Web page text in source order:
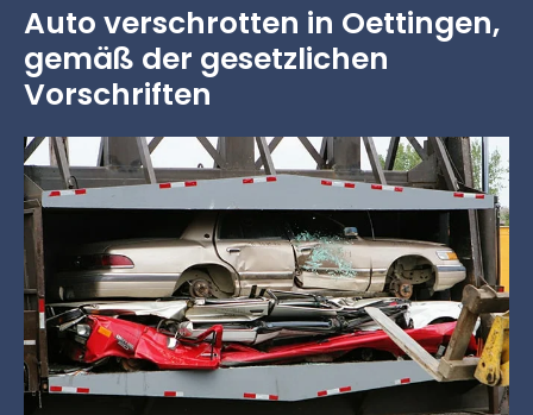
Auto verschrotten in Oettingen,
gemäß der gesetzlichen
Vorschriften